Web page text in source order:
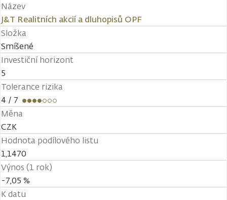
Název
J&T Realitních akcií a dluhopisů OPF
Složka
Smíšené
Investiční horizont
5
Tolerance rizika
4 / 7
Měna
CZK
Hodnota podílového listu
1,1470
Výnos (1 rok)
-7,05 %
K datu